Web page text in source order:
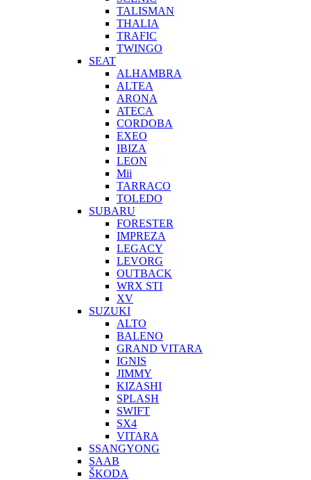
TALISMAN
THALIA
TRAFIC
TWINGO
SEAT
ALHAMBRA
ALTEA
ARONA
ATECA
CORDOBA
EXEO
IBIZA
LEON
Mii
TARRACO
TOLEDO
SUBARU
FORESTER
IMPREZA
LEGACY
LEVORG
OUTBACK
WRX STI
XV
SUZUKI
ALTO
BALENO
GRAND VITARA
IGNIS
JIMMY
KIZASHI
SPLASH
SWIFT
SX4
VITARA
SSANGYONG
SAAB
ŠKODA